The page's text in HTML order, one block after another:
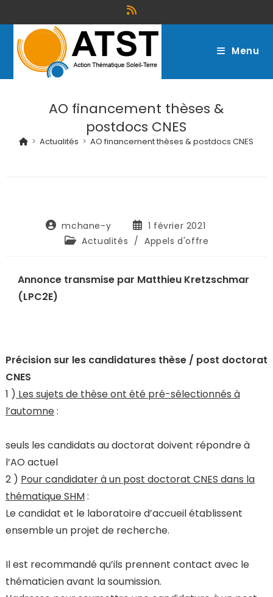
Menu
AO financement thèses &
postdocs CNES
> Actualités > AO financement thèses & postdocs CNES
mchane-y
1 février 2021
Actualités / Appels d'offre
Annonce transmise par Matthieu Kretzschmar
(LPC2E)
Précision sur les candidatures thèse / post doctorat
CNES
1 ) Les sujets de thèse ont été pré-sélectionnés à
l’automne:
seuls les candidats au doctorat doivent répondre à
l’AO actuel
2 ) Pour candidater à un post doctorat CNES dans la
thématique SHM:
Le candidat et le laboratoire d’accueil établissent
ensemble un projet de recherche.
Il est recommandé qu’ils prennent contact avec le
thématicien avant la soumission.